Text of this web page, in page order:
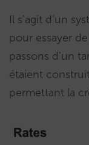
Il s’agit d’un
pour essayer
passons d’un
étaient
permettant la